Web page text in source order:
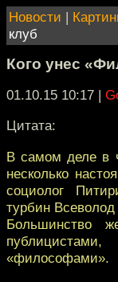
Новости |
клуб
Кого унес
01.10.15 10:17 |
Цитата:
В самом деле в
несколько
социолог
турбин
Большинство
«философами».